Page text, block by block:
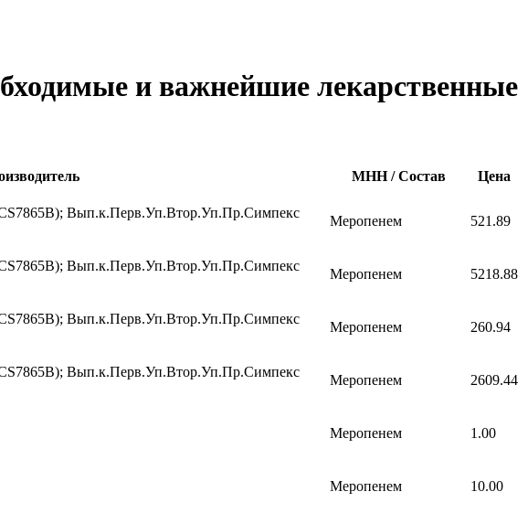
и важнейшие лекарственные
МНН / Состав Цена
Вып.к.Перв.Уп.Втор.Уп.Пр.Симпекс
Меропенем 521.89
Вып.к.Перв.Уп.Втор.Уп.Пр.Симпекс
Меропенем 5218.88
Вып.к.Перв.Уп.Втор.Уп.Пр.Симпекс
Меропенем 260.94
Вып.к.Перв.Уп.Втор.Уп.Пр.Симпекс
Меропенем 2609.44
Меропенем 1.00
Меропенем 10.00